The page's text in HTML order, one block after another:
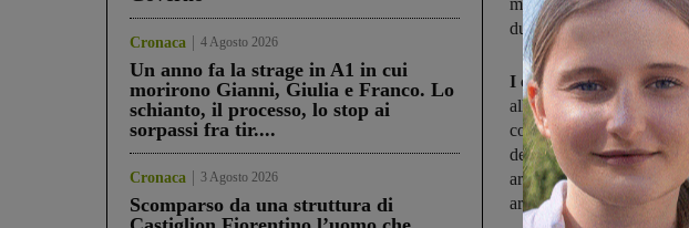
Cronaca 4 Agosto 2026
Un anno fa la strage in A1 in cui
morirono Gianni, Giulia e Franco. Lo
schianto, il processo, lo stop ai
sorpassi fra tir....
Cronaca 3 Agosto 2026
Scomparso da una struttura di
macchina e ha
duemila euro.
I carabinieri di
all’autorità giudiziaria
con precedenti penali: al
del metalmeccanico,
arrivando alle mani con
arrivati i carabinieri.